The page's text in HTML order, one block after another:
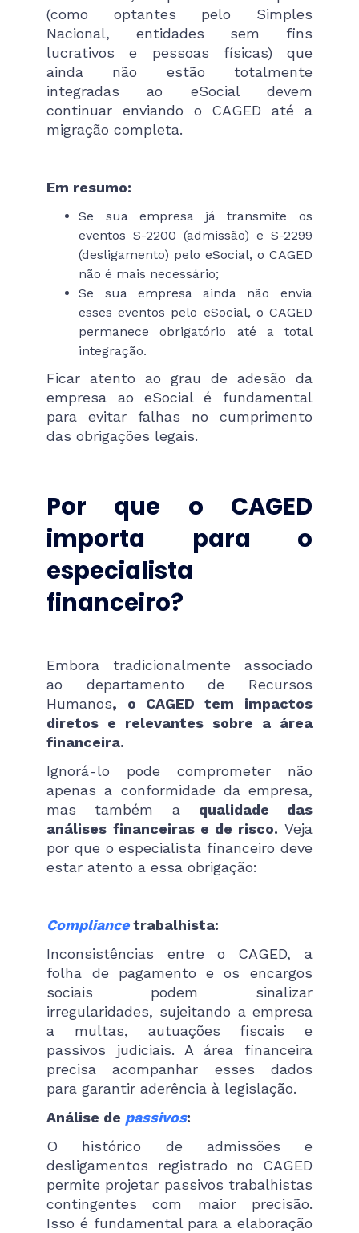
(como optantes pelo Simples
Nacional, entidades sem fins
lucrativos e pessoas físicas) que
ainda não estão totalmente
integradas ao eSocial devem
continuar enviando o CAGED até a
migração completa.
Em resumo:
Se sua empresa já transmite os
eventos S-2200 (admissão) e S-2299
(desligamento) pelo eSocial, o CAGED
não é mais necessário;
Se sua empresa ainda não envia
esses eventos pelo eSocial, o CAGED
permanece obrigatório até a total
integração.
Ficar atento ao grau de adesão da
empresa ao eSocial é fundamental
para evitar falhas no cumprimento
das obrigações legais.
Por que o CAGED
importa para o
especialista
financeiro?
Embora tradicionalmente associado
ao departamento de Recursos
Humanos, o CAGED tem impactos
diretos e relevantes sobre a área
financeira.
Ignorá-lo pode comprometer não
apenas a conformidade da empresa,
mas também a qualidade das
análises financeiras e de risco. Veja
por que o especialista financeiro deve
estar atento a essa obrigação:
Compliancetrabalhista:
Inconsistências entre o CAGED, a
folha de pagamento e os encargos
sociais podem sinalizar
irregularidades, sujeitando a empresa
a multas, autuações fiscais e
passivos judiciais. A área financeira
precisa acompanhar esses dados
para garantir aderência à legislação.
Análise de passivos:
O histórico de admissões e
desligamentos registrado no CAGED
permite projetar passivos trabalhistas
contingentes com maior precisão.
Isso é fundamental para a elaboração